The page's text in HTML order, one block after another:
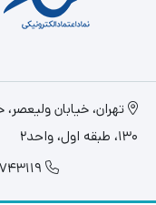
تهران، خيابان
130، طبقه اول، واحد2